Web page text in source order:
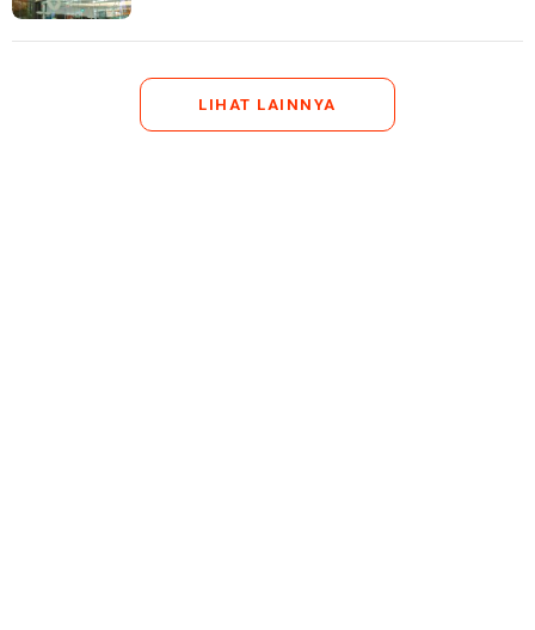
LIHAT LAINNYA